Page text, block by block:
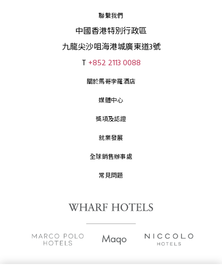
聯繫我們
中國香港特別行政區
九龍尖沙咀海港城廣東道3號
T +852 2113 0088
關於馬哥孛羅酒店
媒體中心
獎項及認證
就業發展
全球銷售辦事處
常見問題